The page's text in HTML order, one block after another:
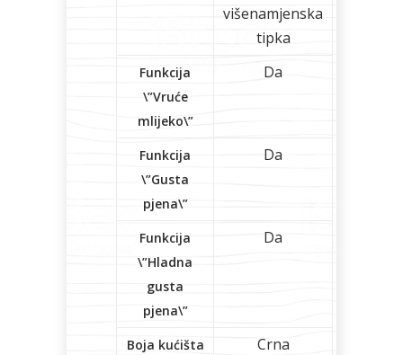
višenamjenska
tipka
Funkcija
\”Vruće
mlijeko\”
Da
Funkcija
\”Gusta
pjena\”
Da
Funkcija
\”Hladna
gusta
pjena\”
Da
Boja kućišta Crna